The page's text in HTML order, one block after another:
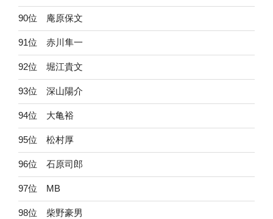
90位 庵原保文
91位 赤川隼一
92位 堀江貴文
93位 深山陽介
94位 大亀裕
95位 松村厚
96位 石原司郎
97位 MB
98位 柴野豪男